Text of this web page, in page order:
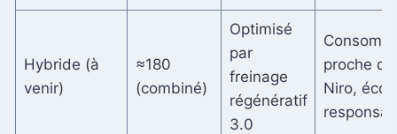
Hybride (à
venir)
≈180
(combiné)
Optimisé
par
freinage
régénératif
3.0
proche du
Niro, éco-